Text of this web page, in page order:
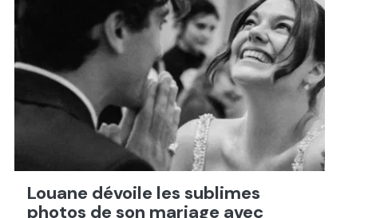
Louane dévoile les sublimes
photos de son mariage avec